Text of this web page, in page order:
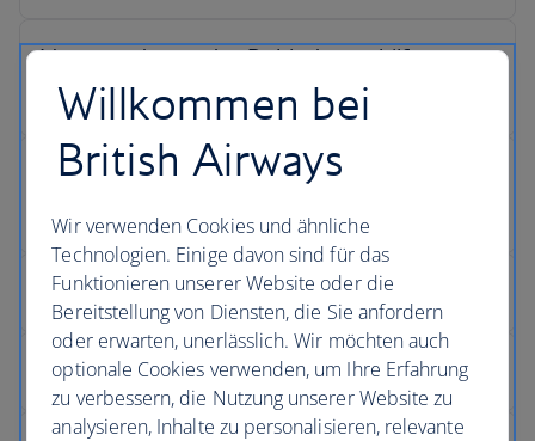
Willkommen bei
British Airways
Wir verwenden Cookies und ähnliche
Technologien. Einige davon sind für das
Funktionieren unserer Website oder die
Bereitstellung von Diensten, die Sie anfordern
oder erwarten, unerlässlich. Wir möchten auch
optionale Cookies verwenden, um Ihre Erfahrung
zu verbessern, die Nutzung unserer Website zu
analysieren, Inhalte zu personalisieren, relevante